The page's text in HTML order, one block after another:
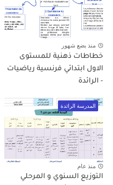
منذ بضع شهور
خطاطات ذهنية للمستوى
الاول ابتدائي فرنسية رياضيات
- الرائدة
المدرسة الرائدة
منذ عام
التوزيع السنوي و المرحلي